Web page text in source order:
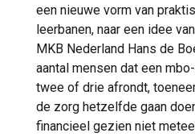
een nieuwe vorm van
leerbanen, naar een idee
MKB Nederland Hans de
aantal mensen dat een
twee of drie afrondt,
de zorg hetzelfde gaan
financieel gezien niet